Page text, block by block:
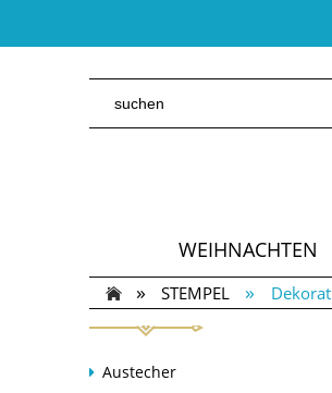
WEIHNACHTEN
» STEMPEL »
Austecher